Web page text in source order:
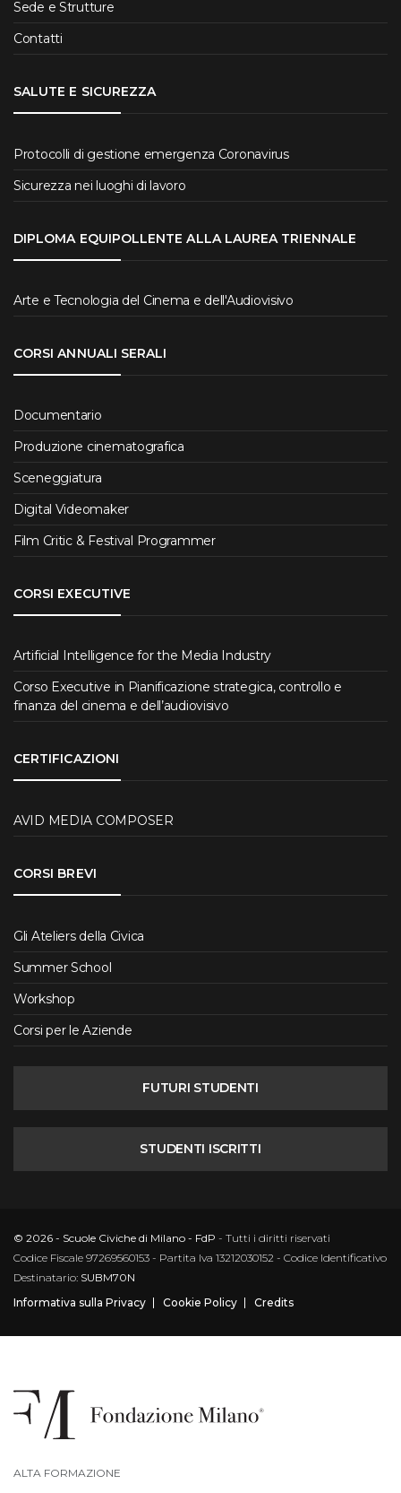
Sede e Strutture
Contatti
SALUTE E SICUREZZA
Protocolli di gestione emergenza Coronavirus
Sicurezza nei luoghi di lavoro
DIPLOMA EQUIPOLLENTE ALLA LAUREA TRIENNALE
Arte e Tecnologia del Cinema e dell'Audiovisivo
CORSI ANNUALI SERALI
Documentario
Produzione cinematografica
Sceneggiatura
Digital Videomaker
Film Critic & Festival Programmer
CORSI EXECUTIVE
Artificial Intelligence for the Media Industry
Corso Executive in Pianificazione strategica, controllo e
finanza del cinema e dell’audiovisivo
CERTIFICAZIONI
AVID MEDIA COMPOSER
CORSI BREVI
Gli Ateliers della Civica
Summer School
Workshop
Corsi per le Aziende
FUTURI STUDENTI
STUDENTI ISCRITTI
© 2026 - Scuole Civiche di Milano - FdP - Tutti i diritti riservati
Codice Fiscale 97269560153 - Partita Iva 13212030152 - Codice Identificativo
Destinatario: SUBM70N
Informativa sulla Privacy
Cookie Policy Credits
ALTA FORMAZIONE